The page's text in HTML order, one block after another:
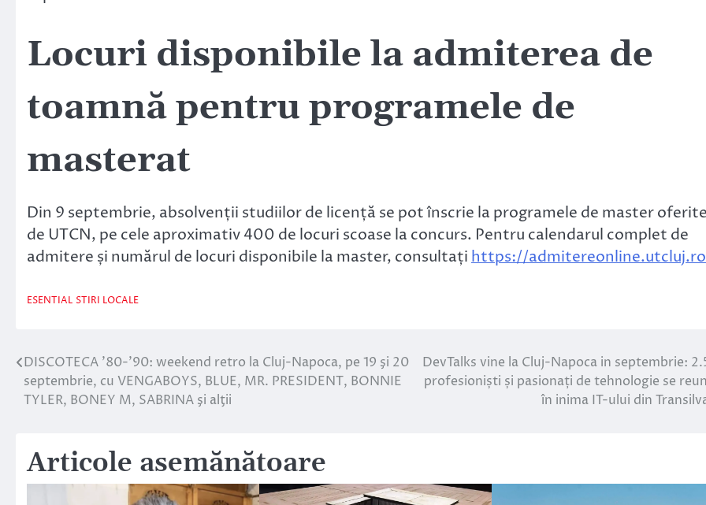
Locuri disponibile la admiterea de
toamnă pentru programele de
masterat
Din 9 septembrie, absolvenții studiilor de licență se pot înscrie la programele de master
de UTCN, pe cele aproximativ 400 de locuri scoase la concurs. Pentru calendarul complet de
admitere și numărul de locuri disponibile la master, consultați https://admitereonline.utcluj.ro
ESENTIAL STIRI LOCALE
Navigare
în
DISCOTECA ’80-’90: weekend retro la Cluj-Napoca, pe 19 şi 20
septembrie, cu VENGABOYS, BLUE, MR. PRESIDENT, BONNIE
TYLER, BONEY M, SABRINA şi alţii
DevTalks vine la Cluj-Napoca in septembrie:
profesioniști și pasionați de tehnologie se
în inima IT-ului din
Articole asemănătoare